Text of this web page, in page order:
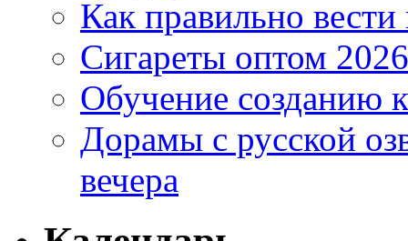
Как правильно
Сигареты оптом
Обучение созданию
Дорамы с русской
вечера